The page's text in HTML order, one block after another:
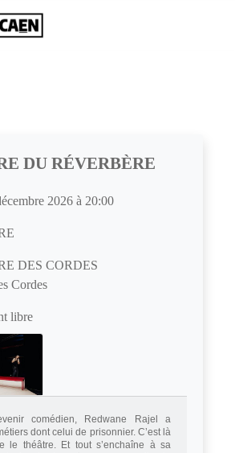
DU RÉVERBÈRE
2026 à 20:00
DES CORDES
Cordes
libre
comédien, Redwane Rajel a
dont celui de prisonnier. C’est là
le théâtre. Et tout s’enchaîne à sa